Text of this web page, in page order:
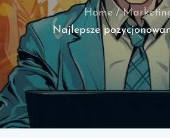
Home
Najlepsze